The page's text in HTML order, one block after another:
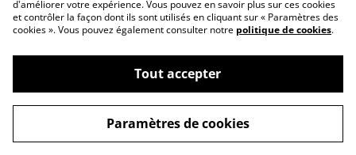
©2026Shyra Butterfly
powered by
d'améliorer votre expérience. Vous pouvez en savoir plus sur ces cookies
et contrôler la façon dont ils sont utilisés en cliquant sur « Paramètres des
cookies ». Vous pouvez également consulter notre politique de cookies.
Tout accepter
Paramètres de cookies